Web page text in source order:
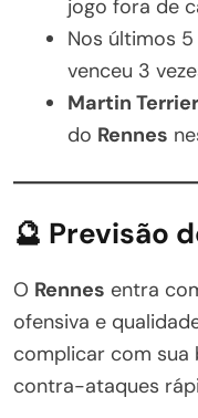
jogo fora de
Nos últimos
venceu 3
Martin Terrier
do Rennes
🔮 Previsão
O Rennes entra
ofensiva e
complicar com sua
contra-ataques